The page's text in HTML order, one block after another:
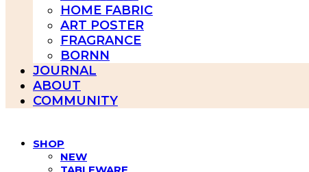
HOME FABRIC
ART POSTER
FRAGRANCE
BORNN
JOURNAL
ABOUT
COMMUNITY
SHOP
NEW